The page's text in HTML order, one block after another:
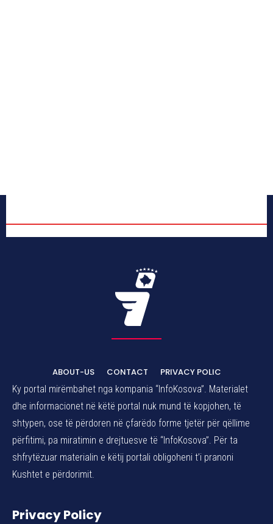
ABOUT-US CONTACT
PRIVACY POLIC
Ky portal mirëmbahet nga kompania “InfoKosova”. Materialet
dhe informacionet në këtë portal nuk mund të kopjohen, të
shtypen, ose të përdoren në çfarëdo forme tjetër për qëllime
përfitimi, pa miratimin e drejtuesve të “InfoKosova”. Për ta
shfrytëzuar materialin e këtij portali obligoheni t’i pranoni
Kushtet e përdorimit.
Privacy Policy